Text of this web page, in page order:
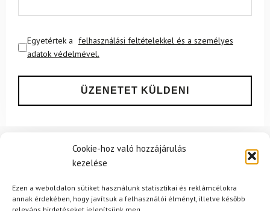
Cookie-hoz való hozzájárulás
kezelése
Ezen a weboldalon sütiket használunk statisztikai és reklámcélokra
annak érdekében, hogy javítsuk a felhasználói élményt, illetve később
Egyetértek a felhasználási feltételekkel és a személyes
adatok védelmével.
NEMRÉG MEGTEKINTETT Lehet,